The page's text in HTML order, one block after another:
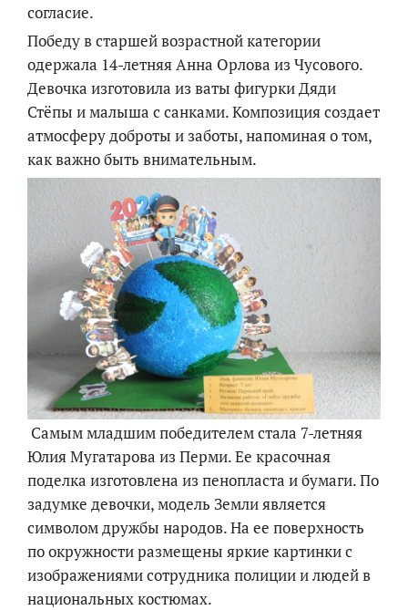
согласие.
Победу в старшей возрастной категории
одержала 14-летняя Анна Орлова из Чусового.
Девочка изготовила из ваты фигурки Дяди
Стёпы и малыша с санками. Композиция создает
атмосферу доброты и заботы, напоминая о том,
как важно быть внимательным.
Самым младшим победителем стала 7-летняя
Юлия Мугатарова из Перми. Ее красочная
поделка изготовлена из пенопласта и бумаги. По
задумке девочки, модель Земли является
символом дружбы народов. На ее поверхность
по окружности размещены яркие картинки с
изображениями сотрудника полиции и людей в
национальных костюмах.